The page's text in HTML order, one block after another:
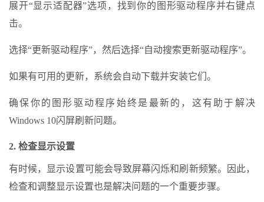
展开“显示适配器”选项，找到你的图形驱动程序并右键点
击。
选择“更新驱动程序”，然后选择“自动搜索更新驱动程序”。
如果有可用的更新，系统会自动下载并安装它们。
确保你的图形驱动程序始终是最新的，这有助于解决
Windows 10闪屏刷新问题。
2. 检查显示设置
有时候，显示设置可能会导致屏幕闪烁和刷新频繁。因此，
检查和调整显示设置也是解决问题的一个重要步骤。